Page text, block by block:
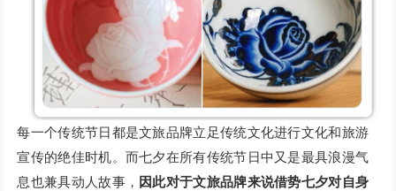
每一个传统节日都是文旅品牌立足传统文化进行文化和旅游
宣传的绝佳时机。而七夕在所有传统节日中又是最具浪漫气
息也兼具动人故事， 因此对于文旅品牌来说借势七夕对自身